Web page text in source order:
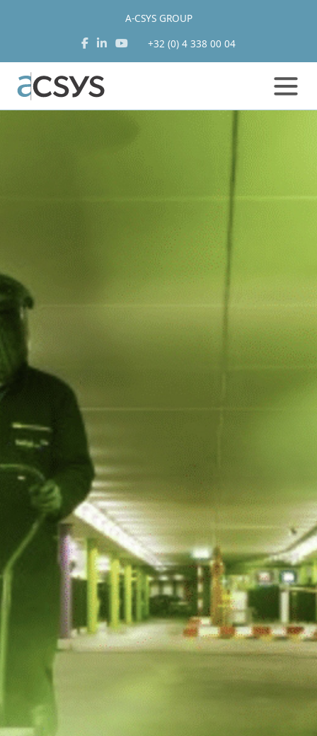
Aller
contenu
A-CSYS GROUP
+32 (0) 4 338 00 04